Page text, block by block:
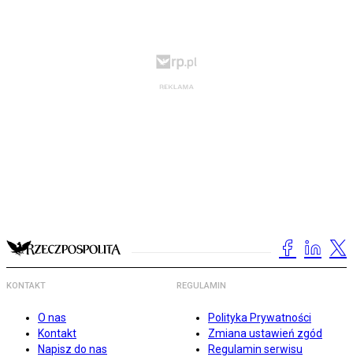
KONTAKT
O nas
Kontakt
Napisz do nas
REGULAMIN
Polityka Prywatności
Zmiana ustawień zgód
Regulamin serwisu